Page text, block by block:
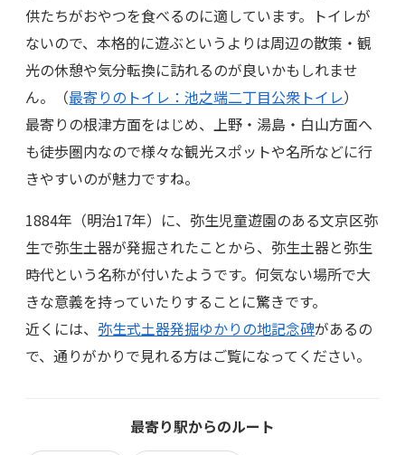
供たちがおやつを食べるのに適しています。トイレが
ないので、本格的に遊ぶというよりは周辺の散策・観
光の休憩や気分転換に訪れるのが良いかもしれませ
ん。（最寄りのトイレ：池之端二丁目公衆トイレ）
最寄りの根津方面をはじめ、上野・湯島・白山方面へ
も徒歩圏内なので様々な観光スポットや名所などに行
きやすいのが魅力ですね。
1884年（明治17年）に、弥生児童遊園のある文京区弥
生で弥生土器が発掘されたことから、弥生土器と弥生
時代という名称が付いたようです。何気ない場所で大
きな意義を持っていたりすることに驚きです。
近くには、 弥生式土器発掘ゆかりの地記念碑があるの
で、通りがかりで見れる方はご覧になってください。
最寄り駅からのルート